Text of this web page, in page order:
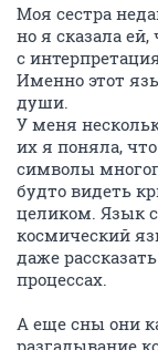
Моя сестра
но я сказала
с
Именно этот
души.
У меня
их я поняла,
символы
будто видеть
целиком. Язык
космический
даже
процессах.
А еще сны они
разгадывание